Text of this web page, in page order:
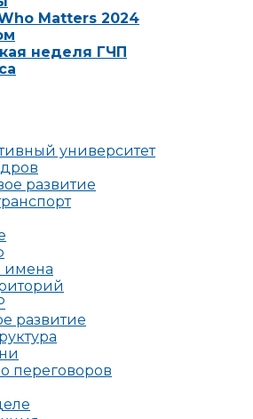
Matters 2024
неделя ГЧП
университет
развитие
имена
развитие
переговоров